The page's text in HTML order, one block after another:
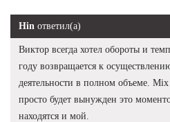
Hin ответил(а)
Виктор всегда хотел обороты и
году возвращается к
деятельности в полном объеме.
просто будет вынужден это
находятся и мой.